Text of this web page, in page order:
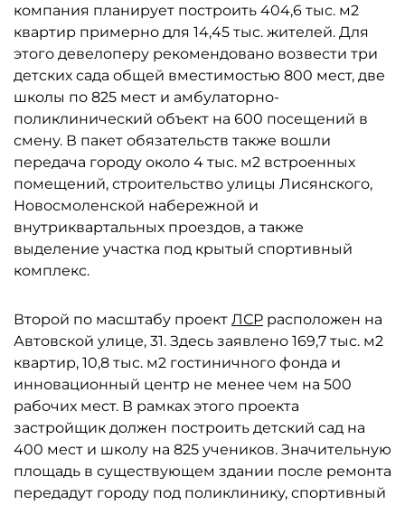
компания планирует построить 404,6 тыс. м2
квартир примерно для 14,45 тыс. жителей. Для
этого девелоперу рекомендовано возвести три
детских сада общей вместимостью 800 мест, две
школы по 825 мест и амбулаторно-
поликлинический объект на 600 посещений в
смену. В пакет обязательств также вошли
передача городу около 4 тыс. м2 встроенных
помещений, строительство улицы Лисянского,
Новосмоленской набережной и
внутриквартальных проездов, а также
выделение участка под крытый спортивный
комплекс.
Второй по масштабу проект ЛСР расположен на
Автовской улице, 31. Здесь заявлено 169,7 тыс. м2
квартир, 10,8 тыс. м2 гостиничного фонда и
инновационный центр не менее чем на 500
рабочих мест. В рамках этого проекта
застройщик должен построить детский сад на
400 мест и школу на 825 учеников. Значительную
площадь в существующем здании после ремонта
передадут городу под поликлинику, спортивный